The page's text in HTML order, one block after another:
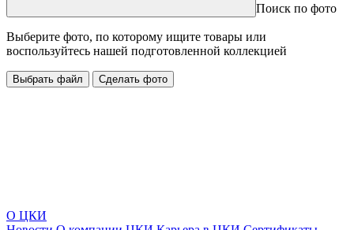
Поиск по фото
Выберите фото, по которому ищите товары или
воспользуйтесь нашей подготовленной коллекцией
Выбрать файл Сделать фото
О ЦКИ